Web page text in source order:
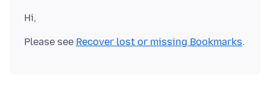
Please see Recover lost or missing Bookmarks